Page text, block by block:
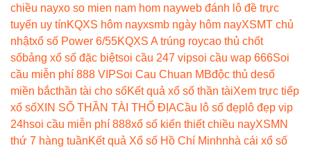
chiều nayxo so mien nam hom nayweb đánh lô đề trực
tuyến uy tínKQXS hôm nayxsmb ngày hôm nayXSMT chủ
nhậtxổ số Power 6/55KQXS A trúng roycao thủ chốt
sốbảng xổ số đặc biệtsoi cầu 247 vipsoi cầu wap 666Soi
cầu miễn phí 888 VIPSoi Cau Chuan MBđộc thủ desố
miền bắcthần tài cho sốKết quả xổ số thần tàiXem trực tiếp
xổ sốXIN SỐ THẦN TÀI THỔ ĐỊACầu lô số đẹp lô đẹp vip
24hsoi cầu miễn phí 888xổ số kiến thiết chiều nayXSMN
thứ 7 hàng tuầnKết quả Xổ số Hồ Chí Minhnhà cái xổ số